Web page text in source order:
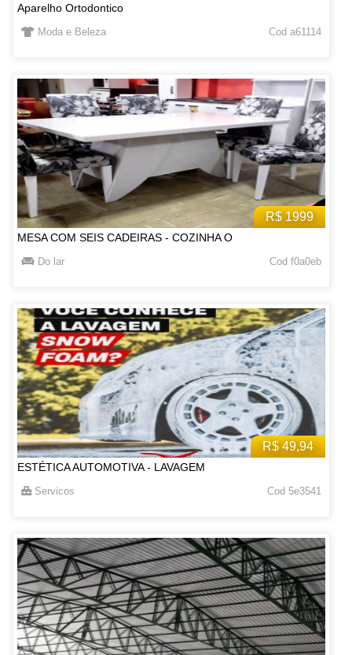
Aparelho Ortodontico
Moda e Beleza Cod a61114
R$ 1999
MESA COM SEIS CADEIRAS - COZINHA O
Do lar Cod f0a0eb
R$ 49,94
ESTÉTICA AUTOMOTIVA - LAVAGEM
Servicos Cod 5e3541